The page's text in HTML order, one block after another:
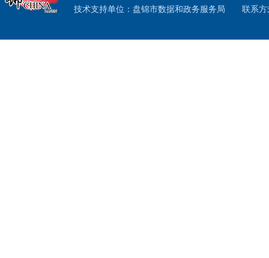
技术支持单位：盘锦市数据和政务服务局
联系方